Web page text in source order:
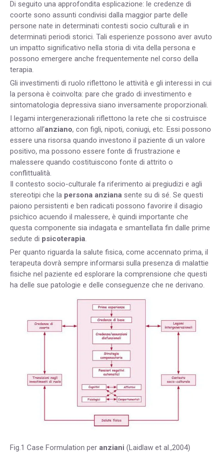
Di seguito una approfondita esplicazione: le credenze di
coorte sono assunti condivisi dalla maggior parte delle
persone nate in determinati contesti socio culturali e in
determinati periodi storici. Tali esperienze possono aver avuto
un impatto significativo nella storia di vita della persona e
possono emergere anche frequentemente nel corso della
terapia.
Gli investimenti di ruolo riflettono le attività e gli interessi in cui
la persona è coinvolta: pare che grado di investimento e
sintomatologia depressiva siano inversamente proporzionali.
I legami intergenerazionali riflettono la rete che si costruisce
attorno all’anziano, con figli, nipoti, coniugi, etc. Essi possono
essere una risorsa quando investono il paziente di un valore
positivo, ma possono essere fonte di frustrazione e
malessere quando costituiscono fonte di attrito o
conflittualità.
Il contesto socio-culturale fa riferimento ai pregiudizi e agli
stereotipi che la persona anziana sente su di sé. Se questi
paiono persistenti e ben radicati possono favorire il disagio
psichico acuendo il malessere, è quindi importante che
questa componente sia indagata e smantellata fin dalle prime
sedute di psicoterapia.
Per quanto riguarda la salute fisica, come accennato prima, il
terapeuta dovrà sempre informarsi sulla presenza di malattie
fisiche nel paziente ed esplorare la comprensione che questi
ha delle sue patologie e delle conseguenze che ne derivano.
Fig.1 Case Formulation per anziani (Laidlaw et al.,2004)